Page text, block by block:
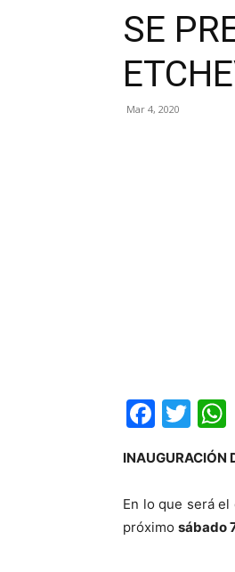
SE
Mar 4, 2020
INAUGURACIÓN
En lo que será
próximo sábado